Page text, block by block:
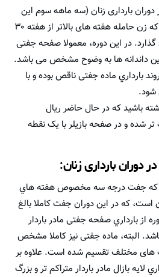
دوران بارداری زنان (سه ماهه سوم اين
دوران) می باشد، یعنی زمانی که زن حامله هفته های بالاتر از هفته ۳۰
در این دوره، معمولا صفحه جفتی
این داندانه ها به وضوح مشخص می باشد.
بارداري ماده جفتی ناقص بوده و با
شود.
باشيد كه در حال حاضر ريال
شده و در صفحه بازیلر با یک نقطه
بارداری زنان:
كه جفت درجه سه مخصوص هفته هاي
زنان است، كه در اين دوران جفت کاملا بالغ
از بارداري صفحه جفتی مادر باردار
البته، ماده جفتی نیز کاملا مشخص
های مختلف تقسیم شده است. علاوه بر
لایه بازال مادر باردار متراکم تر و بزرگ